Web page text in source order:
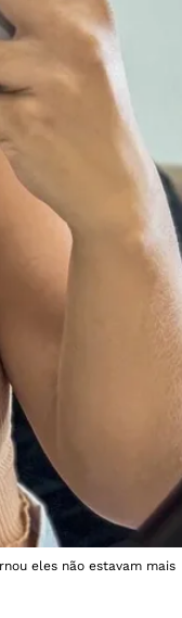
eles não estavam mais